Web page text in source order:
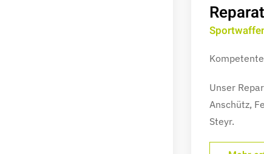
Unser
Anschütz,
Steyr.